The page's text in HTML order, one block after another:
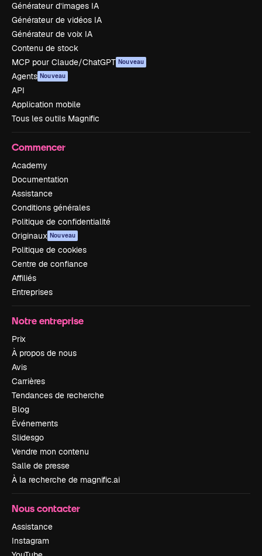
Générateur d’images IA
Générateur de vidéos IA
Générateur de voix IA
Contenu de stock
MCP pour Claude/ChatGPT Nouveau
Agents Nouveau
API
Application mobile
Tous les outils Magnific
Commencer
Academy
Documentation
Assistance
Conditions générales
Politique de confidentialité
Originaux Nouveau
Politique de cookies
Centre de confiance
Affiliés
Entreprises
Notre entreprise
Prix
À propos de nous
Avis
Carrières
Tendances de recherche
Blog
Événements
Slidesgo
Vendre mon contenu
Salle de presse
À la recherche de magnific.ai
Nous contacter
Assistance
Instagram